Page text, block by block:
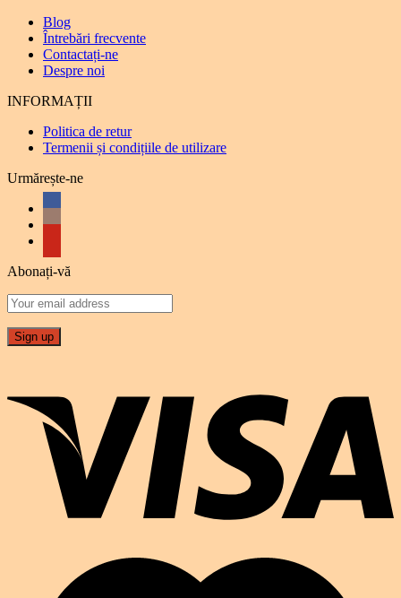
Blog
Întrebări frecvente
Contactați-ne
Despre noi
INFORMAȚII
Politica de retur
Termenii și condițiile de utilizare
Urmărește-ne
Abonați-vă